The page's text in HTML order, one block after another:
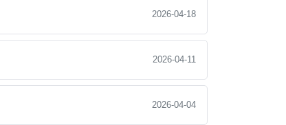
2026-04-18
2026-04-11
2026-04-04